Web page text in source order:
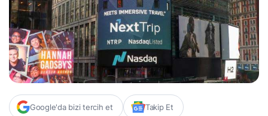
Google'da bizi tercih et Takip Et